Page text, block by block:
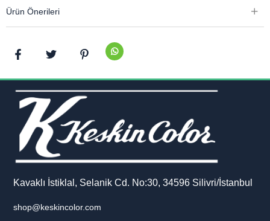
Ürün Önerileri
Kavaklı İstiklal, Selanik Cd. No:30, 34596 Silivri/İstanbul
shop@keskincolor.com